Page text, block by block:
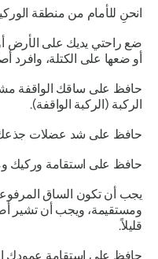
انحنِ للأمام من منطقة
ضع راحتي يديك على الأرض
أو ضعها على الكتلة، وافرد
حافظ على ساقك الواقفة
الركبة (الركبة الواقفة).
حافظ على شد عضلات جذعك
حافظ على استقامة وركيك
يجب أن تكون الساق
ومستقيمة، ويجب أن تشير
قليلاً.
حافظ على استقامة عمودك